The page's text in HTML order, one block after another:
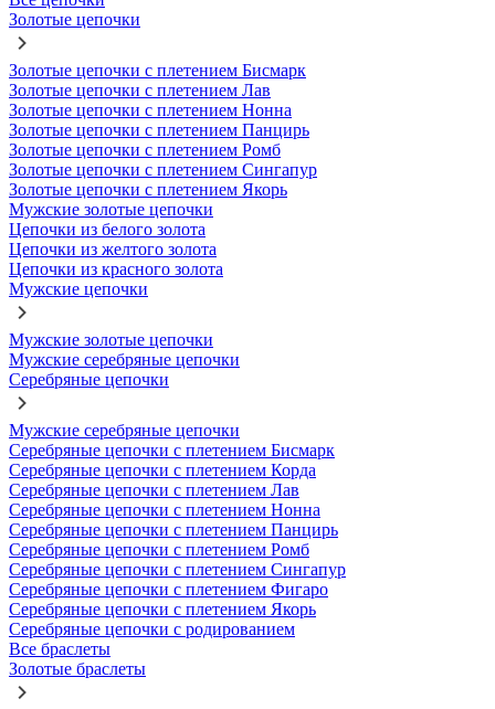
Золотые цепочки
Золотые цепочки с плетением Бисмарк
Золотые цепочки с плетением Лав
Золотые цепочки с плетением Нонна
Золотые цепочки с плетением Панцирь
Золотые цепочки с плетением Ромб
Золотые цепочки с плетением Сингапур
Золотые цепочки с плетением Якорь
Мужские золотые цепочки
Цепочки из белого золота
Цепочки из желтого золота
Цепочки из красного золота
Мужские цепочки
Мужские золотые цепочки
Мужские серебряные цепочки
Серебряные цепочки
Мужские серебряные цепочки
Серебряные цепочки с плетением Бисмарк
Серебряные цепочки с плетением Корда
Серебряные цепочки с плетением Лав
Серебряные цепочки с плетением Нонна
Серебряные цепочки с плетением Панцирь
Серебряные цепочки с плетением Ромб
Серебряные цепочки с плетением Сингапур
Серебряные цепочки с плетением Фигаро
Серебряные цепочки с плетением Якорь
Серебряные цепочки с родированием
Все браслеты
Золотые браслеты